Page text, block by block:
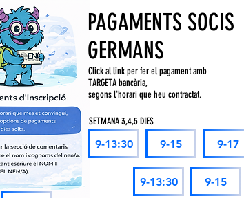
PAGAMENTS SOCIS
GERMANS
Click al link per fer el pagament amb
TARGETA bancària,
segons l'horari que heu contractat.
9-13:30 9-15 9-17
SETMANA 3,4,5 DIES
9-13:30 9-15